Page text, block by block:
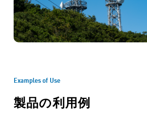
Examples of Use
製品の利用例